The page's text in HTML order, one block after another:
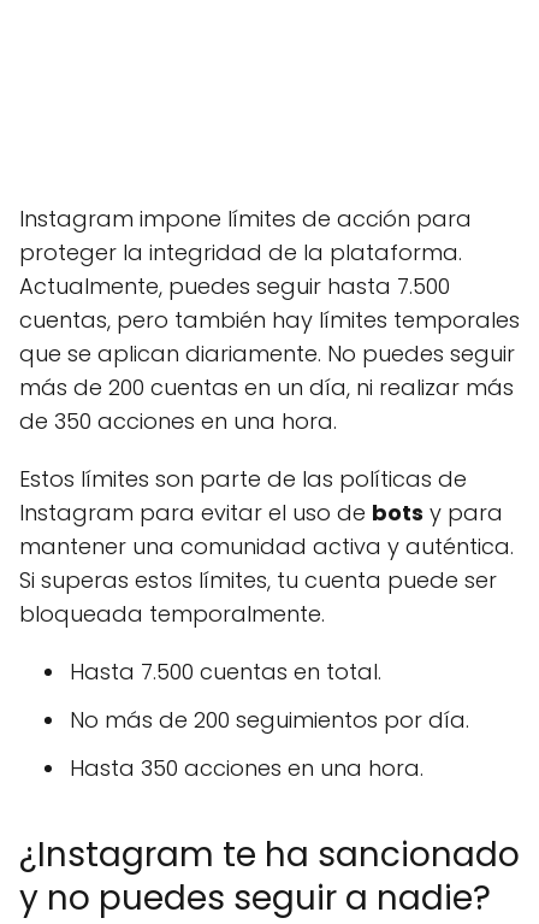
Instagram impone límites de acción para
proteger la integridad de la plataforma.
Actualmente, puedes seguir hasta 7.500
cuentas, pero también hay límites temporales
que se aplican diariamente. No puedes seguir
más de 200 cuentas en un día, ni realizar más
de 350 acciones en una hora.
Estos límites son parte de las políticas de
Instagram para evitar el uso de bots y para
mantener una comunidad activa y auténtica.
Si superas estos límites, tu cuenta puede ser
bloqueada temporalmente.
Hasta 7.500 cuentas en total.
No más de 200 seguimientos por día.
Hasta 350 acciones en una hora.
¿Instagram te ha sancionado
y no puedes seguir a nadie?